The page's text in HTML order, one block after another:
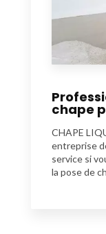
chape
CHAPE
entreprise
service si
la pose de